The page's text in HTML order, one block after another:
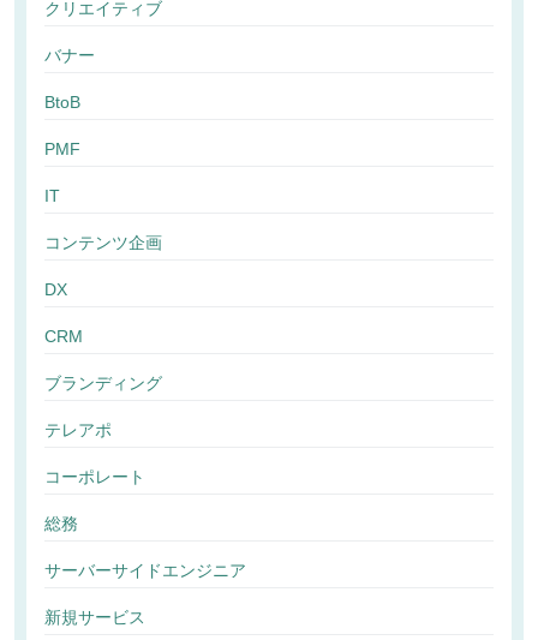
クリエイティブ
バナー
BtoB
PMF
IT
コンテンツ企画
DX
CRM
ブランディング
テレアポ
コーポレート
総務
サーバーサイドエンジニア
新規サービス